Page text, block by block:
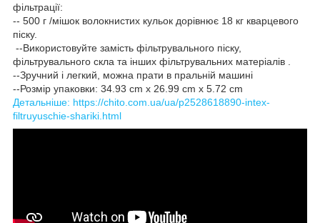
фільтрації:
-- 500 г /мішок волокнистих кульок дорівнює 18 кг кварцевого
піску.
--Використовуйте замість фільтрувального піску,
фільтрувального скла та інших фільтрувальних матеріалів .
--Зручний і легкий, можна прати в пральній машині
--Розмір упаковки: 34.93 cm x 26.99 cm x 5.72 cm
Детальніше: https://chito.com.ua/ua/p2528618890-intex-
filtruyuschie-shariki.html